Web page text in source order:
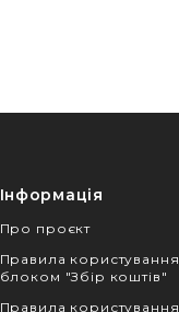
Інформація
Про проєкт
Правила користування
блоком "Збір коштів"
Правила користування